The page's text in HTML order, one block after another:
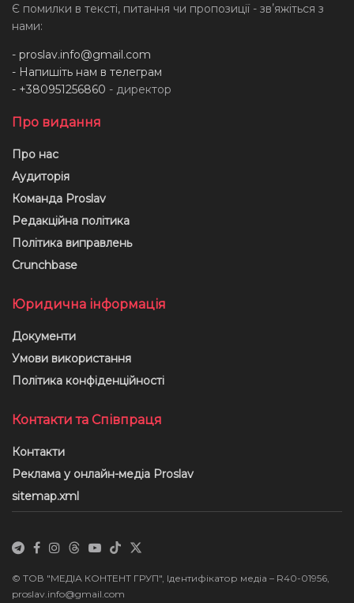
Є помилки в тексті, питання чи пропозиції - звʼяжіться з
нами:
- proslav.info@gmail.com
- Напишіть нам в телеграм
- +380951256860 - директор
Про видання
Про нас
Аудиторія
Команда Proslav
Редакційна політика
Політика виправлень
Crunchbase
Юридична інформація
Документи
Умови використання
Політика конфіденційності
Контакти та Співпраця
Контакти
Реклама у онлайн-медіа Proslav
sitemap.xml
© ТОВ "МЕДІА КОНТЕНТ ГРУП", Ідентифікатор медіа – R40-01956,
proslav.info@gmail.com